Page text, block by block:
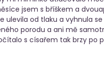
jsem s bříškem a
od tlaku a vyhnula
porodu a ani mě
s císařem tak brzy po